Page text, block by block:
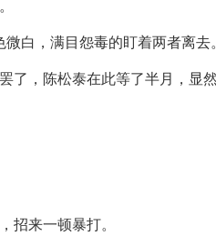
微白，满目怨毒的盯着两者离去
了，陈松泰在此等了半月，显
招来一顿暴打。